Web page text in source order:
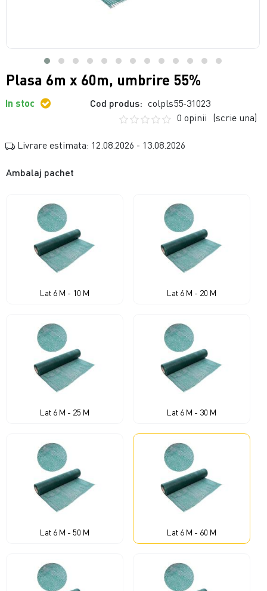
Plasa 6m x 60m, umbrire 55%
In stoc Cod produs: colpls55-31023
0 opinii (scrie una)
Livrare estimata: 12.08.2026 - 13.08.2026
Ambalaj pachet
Lat 6 M - 10 M Lat 6 M - 20 M
Lat 6 M - 25 M Lat 6 M - 30 M
Lat 6 M - 50 M Lat 6 M - 60 M